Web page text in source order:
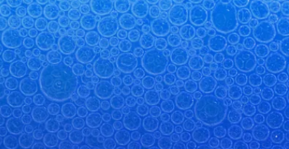
Beschwerden wie anhaltende
Müdigkeit,